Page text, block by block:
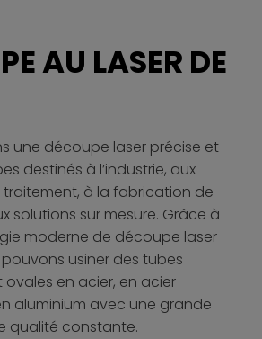
AU LASER DE
une découpe laser précise et
destinés à l’industrie, aux
à la fabrication de
solutions sur mesure. Grâce à
moderne de découpe laser
usiner des tubes
ovales en acier, en acier
aluminium avec une grande
qualité constante.